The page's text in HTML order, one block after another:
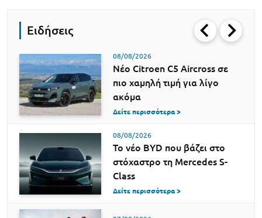
Ειδήσεις
08/08/2026
Νέο Citroen C5 Aircross σε
πιο χαμηλή τιμή για λίγο
ακόμα
Δείτε περισσότερα >
08/08/2026
Το νέο BYD που βάζει στο
στόχαστρο τη Mercedes S-
Class
Δείτε περισσότερα >